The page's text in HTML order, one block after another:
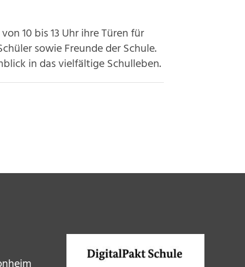
10 bis 13 Uhr ihre Türen für
sowie Freunde der Schule.
in das vielfältige Schulleben.